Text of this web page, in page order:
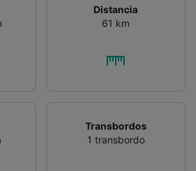
Distancia
61 km
Transbordos
1 transbordo